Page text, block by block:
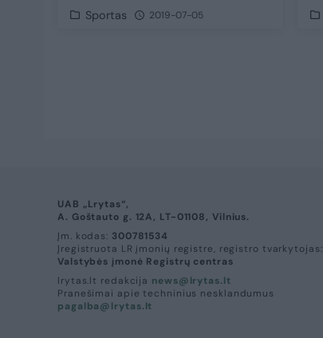
Sportas 2019-07-05
UAB „Lrytas“,
A. Goštauto g. 12A, LT-01108, Vilnius.
Įm. kodas: 300781534
Įregistruota LR įmonių registre, registro tvarkytojas:
Valstybės įmonė Registrų centras
lrytas.lt redakcija news@lrytas.lt
Pranešimai apie techninius nesklandumus
pagalba@lrytas.lt